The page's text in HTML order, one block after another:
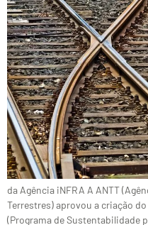
da Agência iNFRA A ANTT
Terrestres) aprovou a criação
(Programa de Sustentabilidade